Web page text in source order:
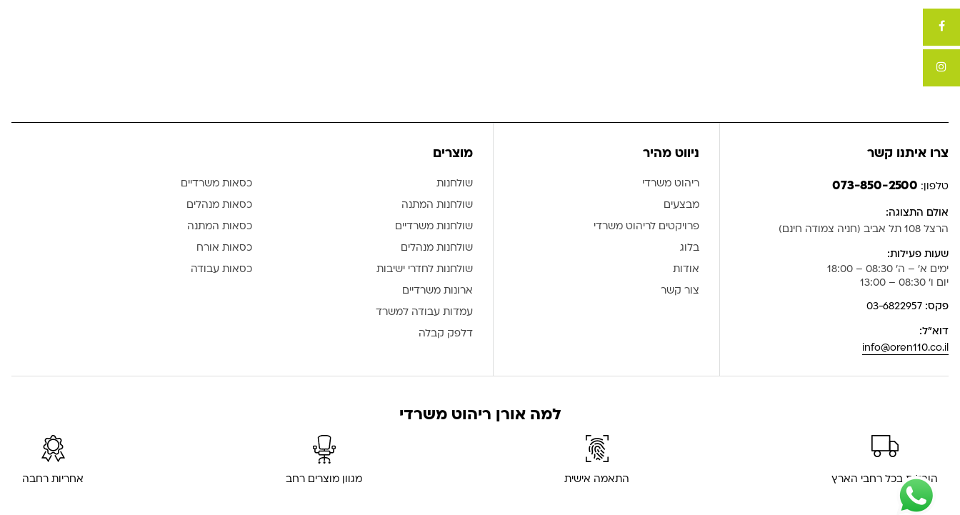
צרו איתנו קשר
טלפון: 073-850-2500
אולם התצוגה:
הרצל 108 תל אביב (חניה צמודה חינם)
שעות פעילות:
ימים א' – ה' 08:30 – 18:00
יום ו' 08:30 – 13:00
פקס: 03-6822957
דוא”ל:
info@oren110.co.il
ניווט מהיר
ריהוט משרדי
מבצעים
פרויקטים לריהוט משרדי
בלוג
אודות
צור קשר
מוצרים
שולחנות
שולחנות המתנה
שולחנות משרדיים
שולחנות מנהלים
שולחנות לחדרי ישיבות
ארונות משרדיים
עמדות עבודה למשרד
דלפק קבלה
כסאות משרדיים
כסאות מנהלים
כסאות המתנה
כסאות אורח
כסאות עבודה
למה אורן ריהוט משרדי
הובלות בכל רחבי הארץ התאמה אישית מגוון מוצרים רחב אחריות רחבה